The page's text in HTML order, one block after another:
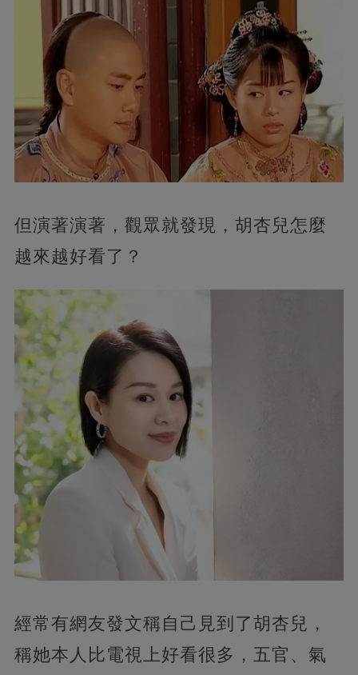
但演著演著，觀眾就發現，胡杏兒怎麼
越來越好看了？
經常有網友發文稱自己見到了胡杏兒，
稱她本人比電視上好看很多，五官、氣